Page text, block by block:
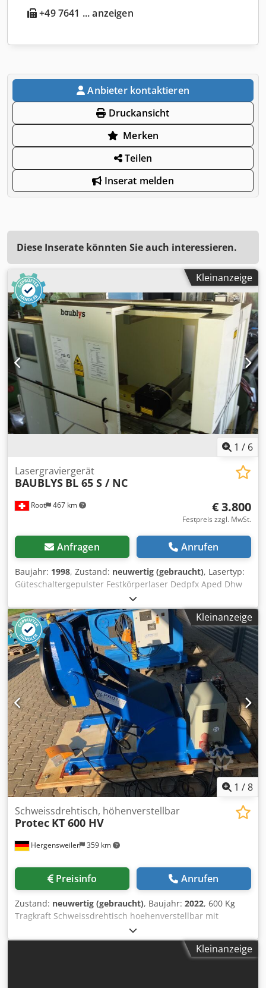
+49 7641 ... anzeigen
Anbieter kontaktieren
Druckansicht
Merken
Teilen
Inserat melden
Diese Inserate könnten Sie auch interessieren.
Kleinanzeige
1 / 6
Root 467 km
Lasergraviergerät
BAUBLYS BL 65 S / NC
€ 3.800
Festpreis zzgl. MwSt.
Anfragen Anrufen
Baujahr: 1998, Zustand: neuwertig (gebraucht), Lasertyp:
Güteschaltergepulster Festkörperlaser Dedpfx Aped Dhw
Njpock Lasermedium: Nd:YAG Wellenlänge: 1064 nm
Strahldurchmesser: ca. 1,2 - 1,3 mm nach
Auskoppelspiegel bei TEM00 Strahl-Divergenz: 5 mrad
Multimode, 2 mrad TEM00 Pulsdauer (Zeit): CW / 90 ns
Max. Ausgangsleistung: 65 W (130 W als option) Multinode,
16 W Monomode Pulsenergie: 16 mJ (30 bei Option) bei 3
kHz Betriebsarten: CW, gütegeschaltet von 0.1 bis 100 kHz
Strahlablenksystem: Galvanometersystem Strichdicke bei
Mischmode: ca. 0.12 mm
Kleinanzeige
1 /8
Hergensweiler 359 km
Schweissdrehtisch, höhenverstellbar
Protec KT 600 HV
Preisinfo Anrufen
Zustand: neuwertig (gebraucht), Baujahr: 2022, 600 Kg
Tragkraft Schweissdrehtisch hoehenverstellbar mit
Durchgangsbohrung 100 - 200mm Plattenduchmesser
700mm Dsdpfx Aped Anz Rjpeck Hoehe waagrecht min.
0,65m, max. 1,25m Hoehe gekippt min. 0,45m, max. 0,95m
Kleinanzeige